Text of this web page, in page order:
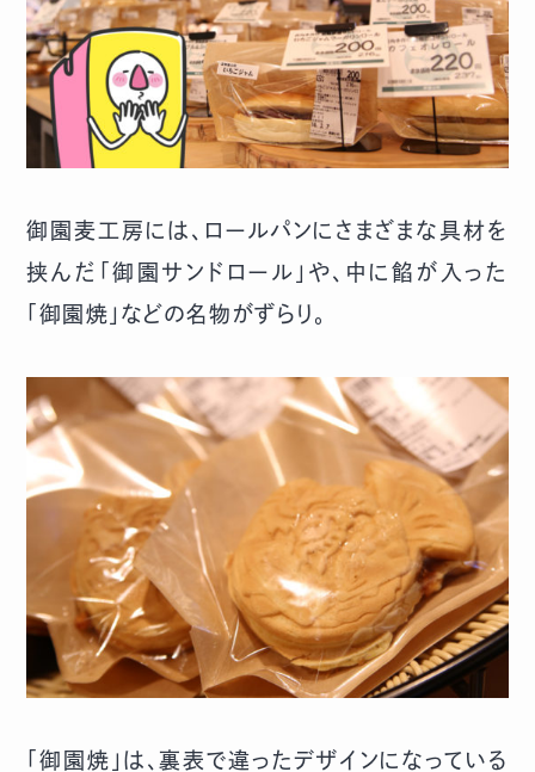
御園麦工房には、ロールパンにさまざまな具材を
挟んだ「御園サンドロール」や、中に餡が入った
「御園焼」などの名物がずらり。
「御園焼」は、裏表で違ったデザインになっている